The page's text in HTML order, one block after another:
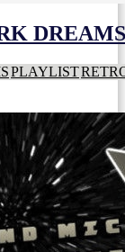
PLAYLIST